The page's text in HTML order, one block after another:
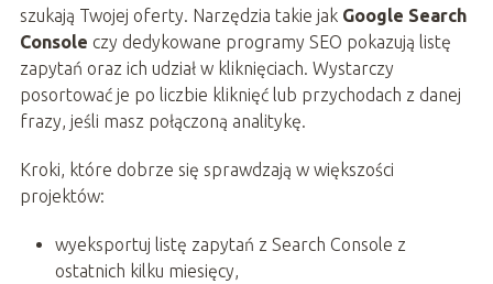
szukają Twojej oferty. Narzędzia takie jak Google Search
Console czy dedykowane programy SEO pokazują listę
zapytań oraz ich udział w kliknięciach. Wystarczy
posortować je po liczbie kliknięć lub przychodach z danej
frazy, jeśli masz połączoną analitykę.
Kroki, które dobrze się sprawdzają w większości
projektów:
wyeksportuj listę zapytań z Search Console z
ostatnich kilku miesięcy,